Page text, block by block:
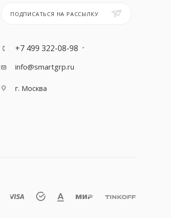
ПОДПИСАТЬСЯ НА РАССЫЛКУ
+7 499 322-08-98
info@smartgrp.ru
г. Москва